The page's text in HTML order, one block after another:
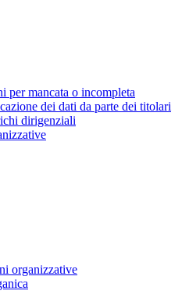
per mancata o incompleta
dei dati da parte dei titolari
dirigenziali
organizzative